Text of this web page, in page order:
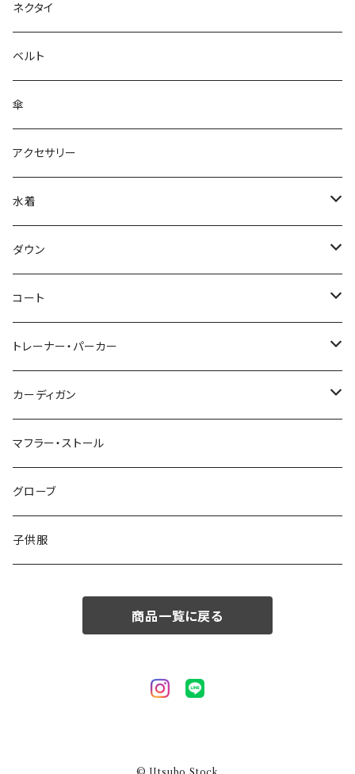
ネクタイ
ベルト
傘
アクセサリー
水着
～44/S
46/M
48/L
50/XL～
ダウン
～44/S
46/M
48/L
50/XL～
コート
～44/S
46/M
48/L
50/XL～
トレーナー・パーカー
～44/S
46/M
48/L
50/XL～
カーディガン
～44/S
46/M
48/L
マフラー・ストール
グローブ
子供服
商品一覧に戻る